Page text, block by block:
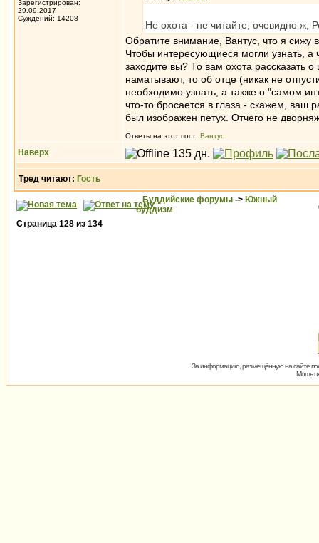
Зарегистрирован:
29.09.2017
Суждений: 14208
Не охота - не читайте, очевидно ж,
Обратите внимание, Вантус, что я
Чтобы интересующиеся могли узнать, а
заходите вы? То вам охота рассказать
наматывают, то об отце (никак не
необходимо узнать, а также о "самом
что-то бросается в глаза - скажем, ваш
был изображен петух. Отчего не
Ответы на этот пост: Вантус
Наверх
Тред читают: Гость
Буддийские форумы -> Южный
буддизм
Страница 128 из 134
За информацию, размещённую на сайте
Мощь